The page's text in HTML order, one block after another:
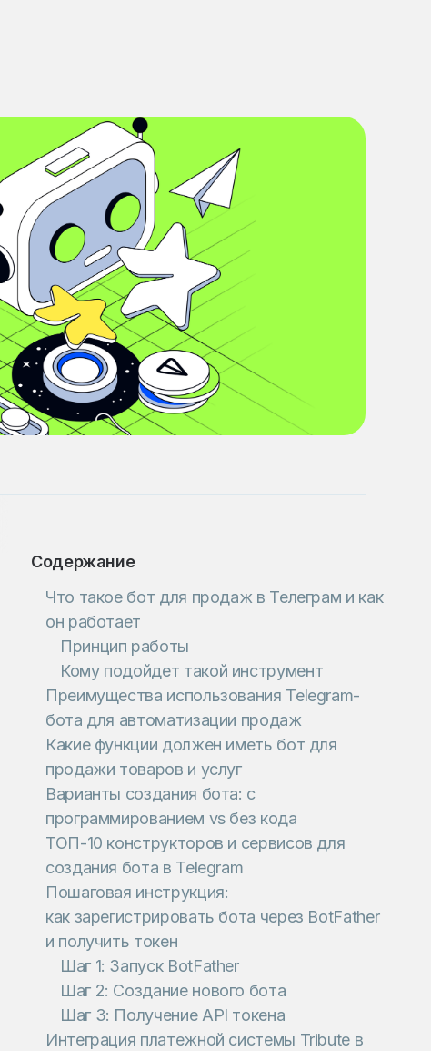
Содержание
Что такое бот для продаж в Телеграм и как
он работает
Принцип работы
Кому подойдет такой инструмент
Преимущества использования Telegram-
бота для автоматизации продаж
Какие функции должен иметь бот для
продажи товаров и услуг
Варианты создания бота: с
программированием vs без кода
ТОП-10 конструкторов и сервисов для
создания бота в Telegram
Пошаговая инструкция:
как зарегистрировать бота через BotFather
и получить токен
Шаг 1: Запуск BotFather
Шаг 2: Создание нового бота
Шаг 3: Получение API токена
Интеграция платежной системы Tribute в